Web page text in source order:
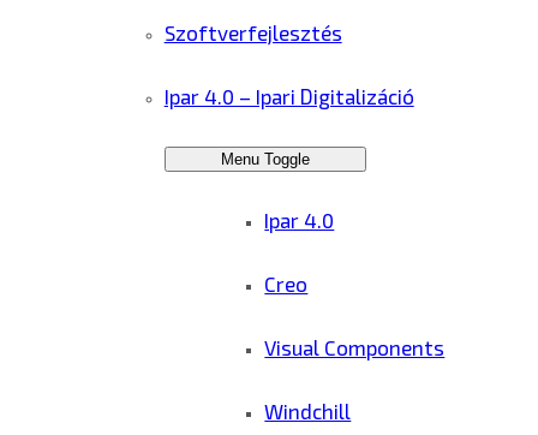
Szoftverfejlesztés
Ipar 4.0 – Ipari Digitalizáció
Menu Toggle
Ipar 4.0
Creo
Visual Components
Windchill